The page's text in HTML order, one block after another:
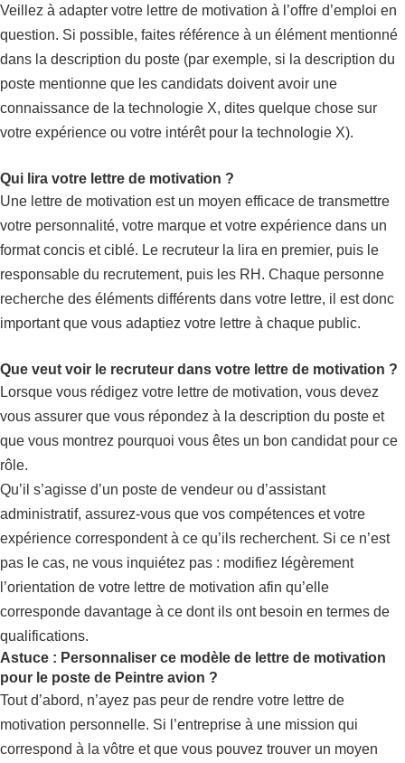
Veillez à adapter votre lettre de motivation à l’offre d’emploi en
question. Si possible, faites référence à un élément mentionné
dans la description du poste (par exemple, si la description du
poste mentionne que les candidats doivent avoir une
connaissance de la technologie X, dites quelque chose sur
votre expérience ou votre intérêt pour la technologie X).
Qui lira votre lettre de motivation ?
Une lettre de motivation est un moyen efficace de transmettre
votre personnalité, votre marque et votre expérience dans un
format concis et ciblé. Le recruteur la lira en premier, puis le
responsable du recrutement, puis les RH. Chaque personne
recherche des éléments différents dans votre lettre, il est donc
important que vous adaptiez votre lettre à chaque public.
Que veut voir le recruteur dans votre lettre de motivation ?
Lorsque vous rédigez votre lettre de motivation, vous devez
vous assurer que vous répondez à la description du poste et
que vous montrez pourquoi vous êtes un bon candidat pour ce
rôle.
Qu’il s’agisse d’un poste de vendeur ou d’assistant
administratif, assurez-vous que vos compétences et votre
expérience correspondent à ce qu’ils recherchent. Si ce n’est
pas le cas, ne vous inquiétez pas : modifiez légèrement
l’orientation de votre lettre de motivation afin qu’elle
corresponde davantage à ce dont ils ont besoin en termes de
qualifications.
Astuce : Personnaliser ce modèle de lettre de motivation
pour le poste de Peintre avion ?
Tout d’abord, n’ayez pas peur de rendre votre lettre de
motivation personnelle. Si l’entreprise à une mission qui
correspond à la vôtre et que vous pouvez trouver un moyen